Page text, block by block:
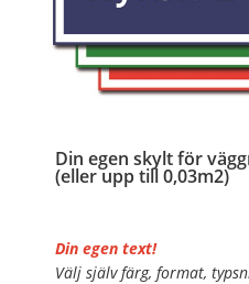
Din egen skylt för
(eller upp till 0,03m2)
Din egen text!
Välj själv färg, format,